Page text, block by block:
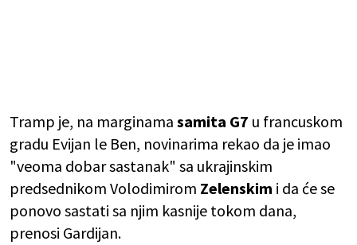
Tramp je, na marginama samita G7 u francuskom
gradu Evijan le Ben, novinarima rekao da je imao
"veoma dobar sastanak" sa ukrajinskim
predsednikom Volodimirom Zelenskim i da će se
ponovo sastati sa njim kasnije tokom dana,
prenosi Gardijan.